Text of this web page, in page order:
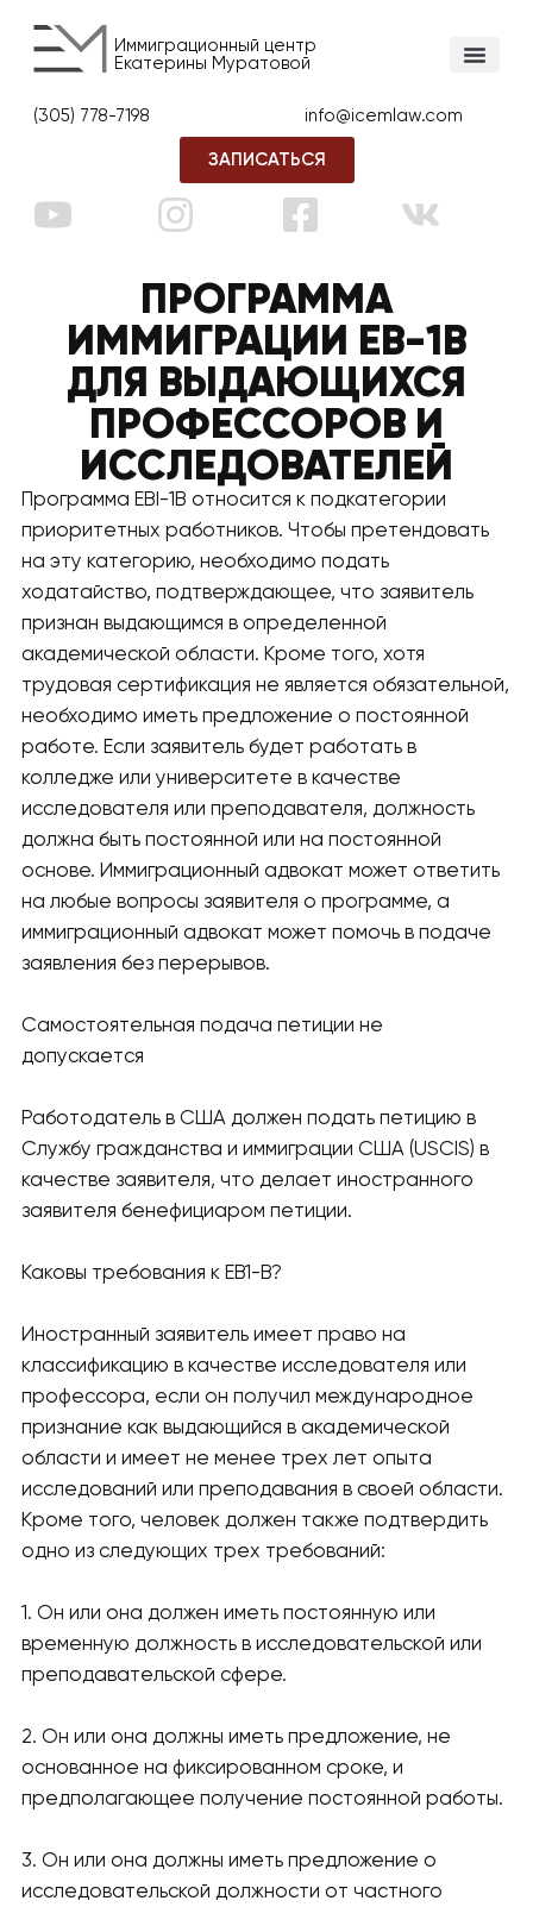
Иммиграционный центр
Екатерины Муратовой
(305) 778-7198 info@icemlaw.com
ЗАПИСАТЬСЯ
ПРОГРАММА
ИММИГРАЦИИ EB-1B
ДЛЯ ВЫДАЮЩИХСЯ
ПРОФЕССОРОВ И
ИССЛЕДОВАТЕЛЕЙ
Программа EBI-1B относится к подкатегории
приоритетных работников. Чтобы претендовать
на эту категорию, необходимо подать
ходатайство, подтверждающее, что заявитель
признан выдающимся в определенной
академической области. Кроме того, хотя
трудовая сертификация не является обязательной,
необходимо иметь предложение о постоянной
работе. Если заявитель будет работать в
колледже или университете в качестве
исследователя или преподавателя, должность
должна быть постоянной или на постоянной
основе. Иммиграционный адвокат может ответить
на любые вопросы заявителя о программе, а
иммиграционный адвокат может помочь в подаче
заявления без перерывов.
Самостоятельная подача петиции не
допускается
Работодатель в США должен подать петицию в
Службу гражданства и иммиграции США (USCIS) в
качестве заявителя, что делает иностранного
заявителя бенефициаром петиции.
Каковы требования к EB1-B?
Иностранный заявитель имеет право на
классификацию в качестве исследователя или
профессора, если он получил международное
признание как выдающийся в академической
области и имеет не менее трех лет опыта
исследований или преподавания в своей области.
Кроме того, человек должен также подтвердить
одно из следующих трех требований:
1. Он или она должен иметь постоянную или
временную должность в исследовательской или
преподавательской сфере.
2. Он или она должны иметь предложение, не
основанное на фиксированном сроке, и
предполагающее получение постоянной работы.
3. Он или она должны иметь предложение о
исследовательской должности от частного